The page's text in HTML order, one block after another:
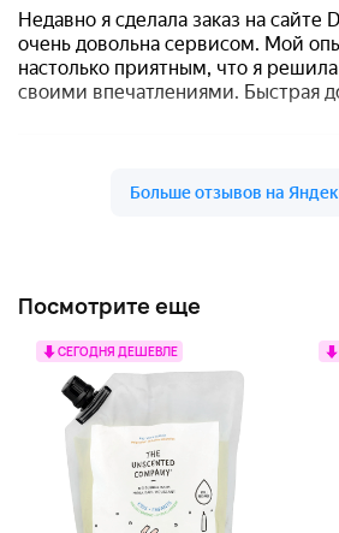
Посмотрите еще
СЕГОДНЯ ДЕШЕВЛЕ